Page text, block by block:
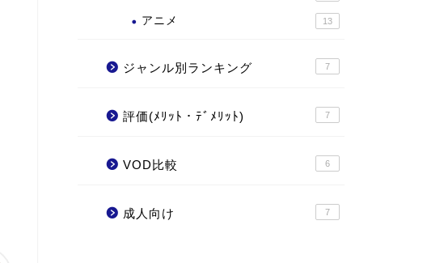
アニメ 13
ジャンル別ランキング 7
評価(ﾒﾘｯﾄ・ﾃﾞﾒﾘｯﾄ) 7
VOD比較 6
成人向け 7